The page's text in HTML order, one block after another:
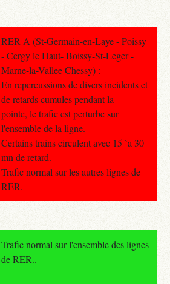
RER A (St-Germain-en-Laye - Poissy
- Cergy le Haut- Boissy-St-Leger -
Marne-la-Vallee Chessy) :
En repercussions de divers incidents et
de retards cumules pendant la
pointe, le trafic est perturbe sur
l'ensemble de la ligne.
Certains trains circulent avec 15 `a 30
mn de retard.
Trafic normal sur les autres lignes de
RER.
Trafic normal sur l'ensemble des lignes
de RER..